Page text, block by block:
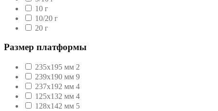
10 г
10/20 г
20 г
Размер платформы
235х195 мм 2
239х190 мм 9
237x192 мм 4
125x132 мм 4
128x142 мм 5